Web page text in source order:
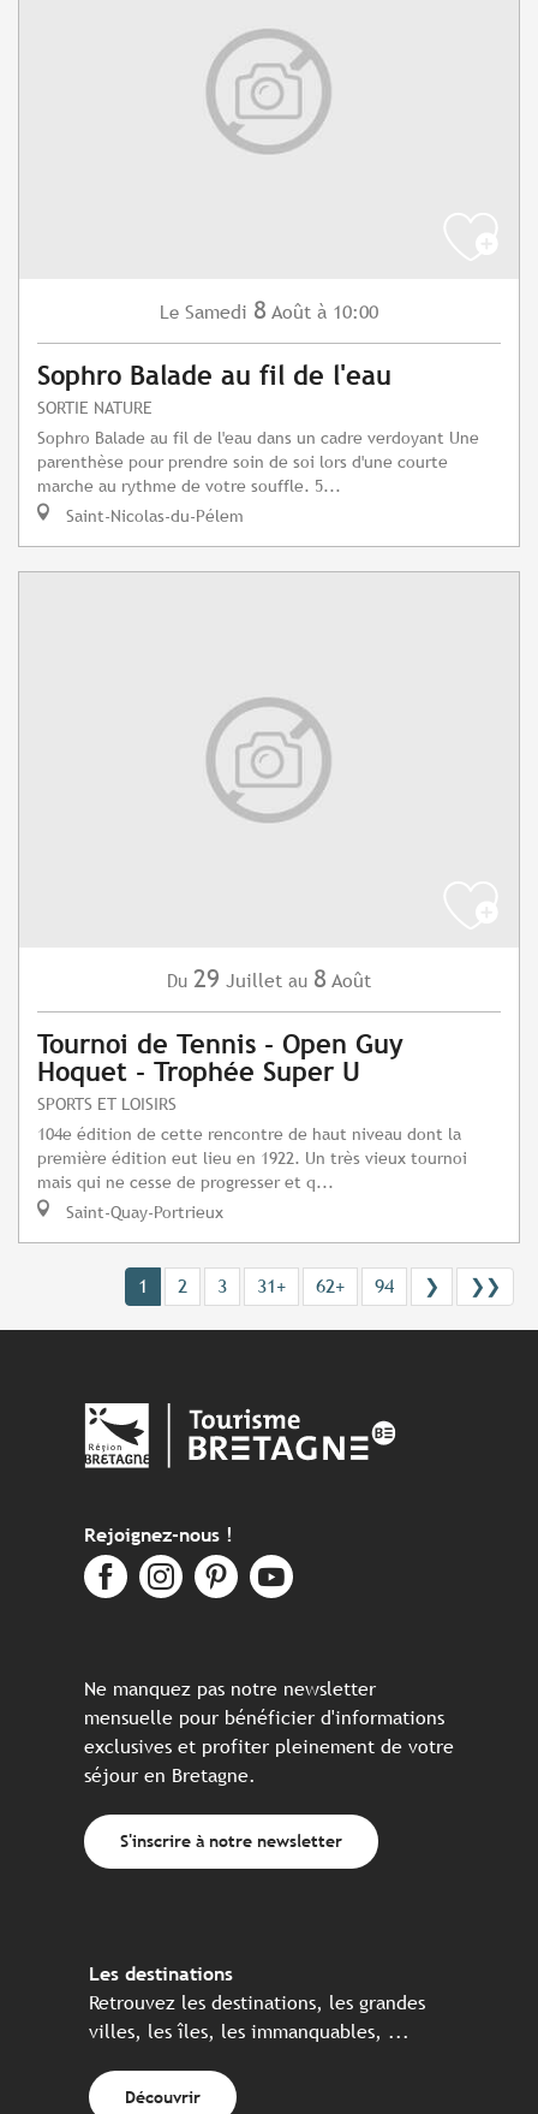
Le Samedi 8 Août à 10:00
Sophro Balade au fil de l'eau
SORTIE NATURE
Sophro Balade au fil de l'eau dans un cadre verdoyant Une
parenthèse pour prendre soin de soi lors d'une courte
marche au rythme de votre souffle. 5...
Saint-Nicolas-du-Pélem
Du 29 Juillet au 8 Août
Tournoi de Tennis - Open Guy
Hoquet - Trophée Super U
SPORTS ET LOISIRS
104e édition de cette rencontre de haut niveau dont la
première édition eut lieu en 1922. Un très vieux tournoi
mais qui ne cesse de progresser et q...
Saint-Quay-Portrieux
1 2 3 31+ 62+ 94 ❯ ❯❯
Rejoignez-nous !
Ne manquez pas notre newsletter
mensuelle pour bénéficier d'informations
exclusives et profiter pleinement de votre
séjour en Bretagne.
S'inscrire à notre newsletter
Les destinations
Retrouvez les destinations, les grandes
villes, les îles, les immanquables, ...
Découvrir